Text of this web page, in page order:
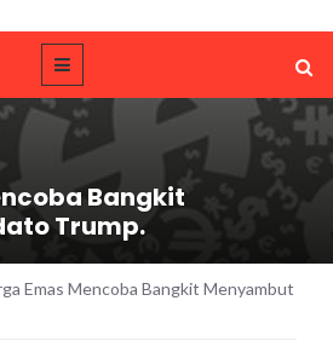
Bangkit
Trump.
Emas Mencoba Bangkit Menyambut